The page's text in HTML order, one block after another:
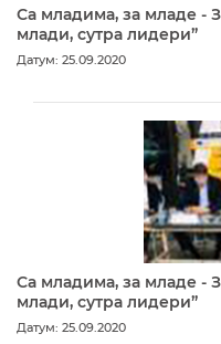
Са младима, за младе -
млади, сутра лидери”
Датум: 25.09.2020
Са младима, за младе -
млади, сутра лидери”
Датум: 25.09.2020